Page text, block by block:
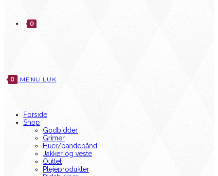
0
0 MENU LUK
Forside
Shop
Godbidder
Grimer
Huer/pandebånd
Jakker og veste
Outlet
Plejeprodukter